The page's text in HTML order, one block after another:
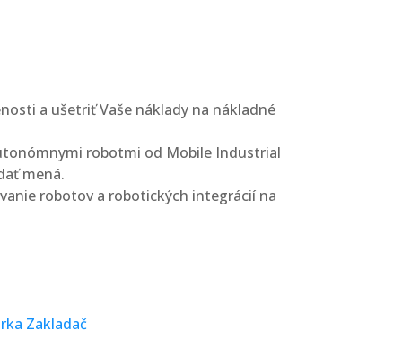
a ušetriť Vaše náklady na nákladné
robotmi od Mobile Industrial
mená.
robotov a robotických integrácií na